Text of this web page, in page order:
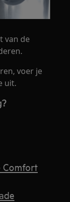
van de
voer je
uit.
Comfort